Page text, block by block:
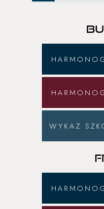
WYKAZ